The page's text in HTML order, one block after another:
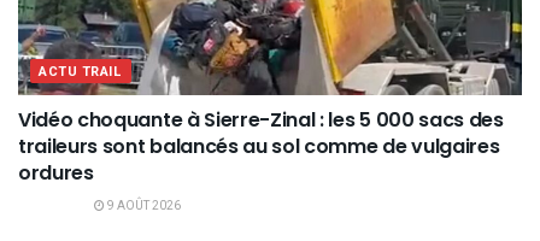
ACTU TRAIL
Vidéo choquante à Sierre-Zinal : les 5 000 sacs des
traileurs sont balancés au sol comme de vulgaires
ordures
9 AOÛT 2026